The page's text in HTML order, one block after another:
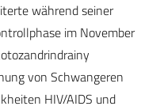
während seiner
im November
von Schwangeren
HIV/AIDS und